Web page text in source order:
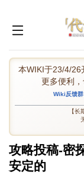
本WIKI于23/4/26
更多便利
Wiki反馈
【长
攻略投稿-密
安定的